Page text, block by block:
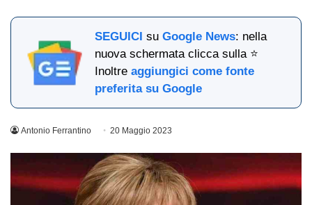
SEGUICI suGoogle News: nella
nuova schermata clicca sulla ⭐
Inoltreaggiungici come fonte
preferita su Google
Antonio Ferrantino 20 Maggio 2023